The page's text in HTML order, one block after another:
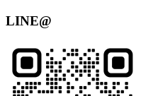
LINE@